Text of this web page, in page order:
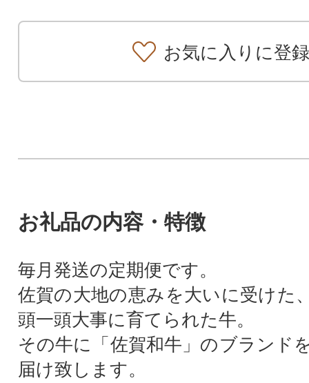
お気に入りに登録
お礼品の内容・特徴
毎月発送の定期便です。
佐賀の大地の恵みを大いに受けた
頭一頭大事に育てられた牛。
その牛に「佐賀和牛」のブランド
届け致します。